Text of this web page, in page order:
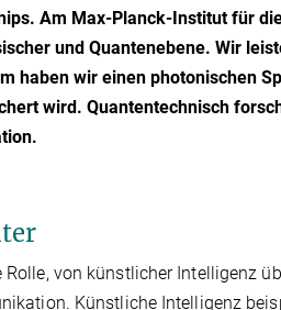
Am Max-Planck-Institut für
und Quantenebene. Wir
haben wir einen photonischen
wird. Quantentechnisch
von künstlicher Intelligenz
Künstliche Intelligenz